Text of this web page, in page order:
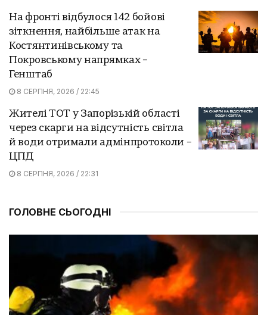
На фронті відбулося 142 бойові
зіткнення, найбільше атак на
Костянтинівському та
Покровському напрямках –
Генштаб
8 СЕРПНЯ, 2026 / 22:45
Жителі ТОТ у Запорізькій області
через скарги на відсутність світла
й води отримали адмінпротоколи –
ЦПД
8 СЕРПНЯ, 2026 / 22:31
ГОЛОВНЕ СЬОГОДНІ